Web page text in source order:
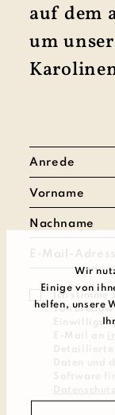
Wir
Einige von
helfen, unsere
auf dem
um
Anrede
Ich
von
E-Mail an
Detaillierte
Daten und
Software